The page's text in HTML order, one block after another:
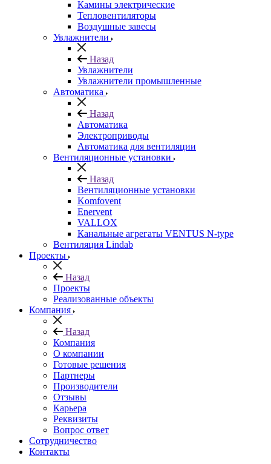
Камины электрические
Тепловентиляторы
Воздушные завесы
Увлажнители
Назад
Увлажнители
Увлажнители промышленные
Автоматика
Назад
Автоматика
Электроприводы
Автоматика для вентиляции
Вентиляционные установки
Назад
Вентиляционные установки
Komfovent
Enervent
VALLOX
Канальные агрегаты VENTUS N-type
Вентиляция Lindab
Проекты
Назад
Проекты
Реализованные объекты
Компания
Назад
Компания
О компании
Готовые решения
Партнеры
Производители
Отзывы
Карьера
Реквизиты
Вопрос ответ
Сотрудничество
Контакты